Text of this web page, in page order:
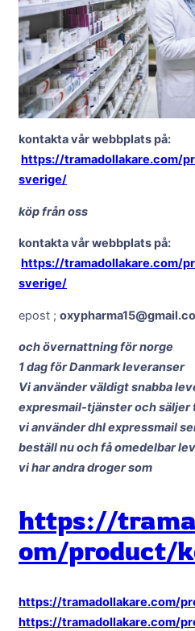
kontakta vår webbplats på:
https://tramadollakare.com/
sverige/
köp från oss
kontakta vår webbplats på:
https://tramadollakare.com/
sverige/
epost ;
och övernattning för norge
1 dag för Danmark leveranser
Vi använder väldigt snabba
expresmail-tjänster och
vi använder dhl expressmail
beställ nu och få omedelbar
vi har andra droger som
https://
om/product/
https://tramadollakare.com/
https://tramadollakare.com/